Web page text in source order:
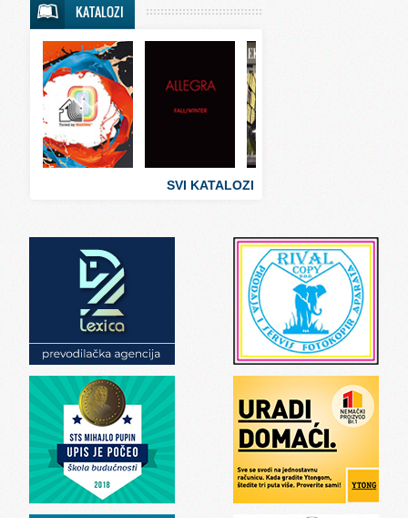
Svet sporta
Svet tehnike
Svet ugostiteljstva
Svet zabave i umetnosti
Svet zanimljivosti
Svet zdravlja
KATALOZI
SVI KATALOZI